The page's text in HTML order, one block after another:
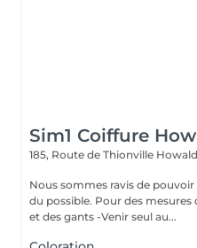
Sim1 Coiffure
185, Route de Thionville Howald
Nous sommes ravis de
du possible. Pour des
et des gants -Venir seul au...